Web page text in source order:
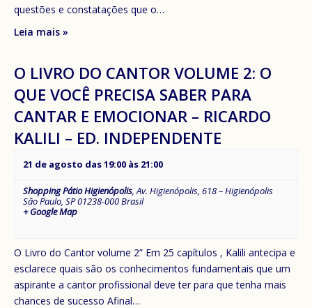
questões e constatações que o…
Leia mais »
O LIVRO DO CANTOR VOLUME 2: O
QUE VOCÊ PRECISA SABER PARA
CANTAR E EMOCIONAR – RICARDO
KALILI – ED. INDEPENDENTE
21 de agosto das 19:00 às 21:00
Shopping Pátio Higienópolis,Av. Higienópolis, 618 – Higienópolis
São Paulo, SP01238-000Brasil
+ Google Map
O Livro do Cantor volume 2” Em 25 capítulos , Kalili antecipa e
esclarece quais são os conhecimentos fundamentais que um
aspirante a cantor profissional deve ter para que tenha mais
chances de sucesso Afinal…